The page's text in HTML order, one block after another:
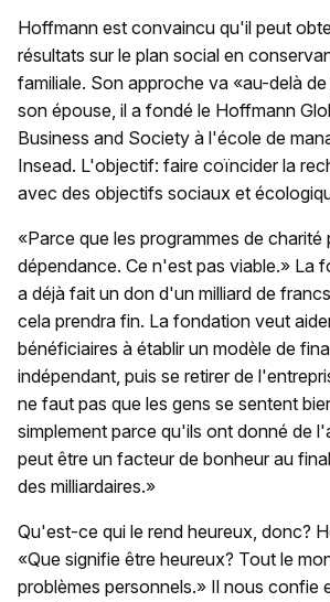
Hoffmann est convaincu qu'il peut
résultats sur le plan social en
familiale. Son approche va «au-delà
son épouse, il a fondé le Hoffmann
Business and Society à l'école de
Insead. L'objectif: faire coïncider la
avec des objectifs sociaux et
«Parce que les programmes de charité
dépendance. Ce n'est pas viable.» La
a déjà fait un don d'un milliard de
cela prendra fin. La fondation veut
bénéficiaires à établir un modèle de
indépendant, puis se retirer de
ne faut pas que les gens se sentent
simplement parce qu'ils ont donné de
peut être un facteur de bonheur au final
des milliardaires.»
Qu'est-ce qui le rend heureux, donc?
«Que signifie être heureux? Tout le
problèmes personnels.» Il nous confie